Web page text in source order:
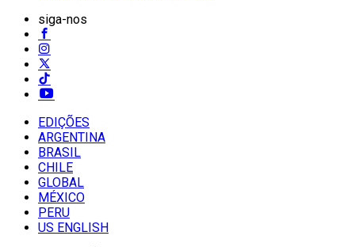
siga-nos
EDIÇÕES
ARGENTINA
BRASIL
CHILE
GLOBAL
MÉXICO
PERU
US ENGLISH